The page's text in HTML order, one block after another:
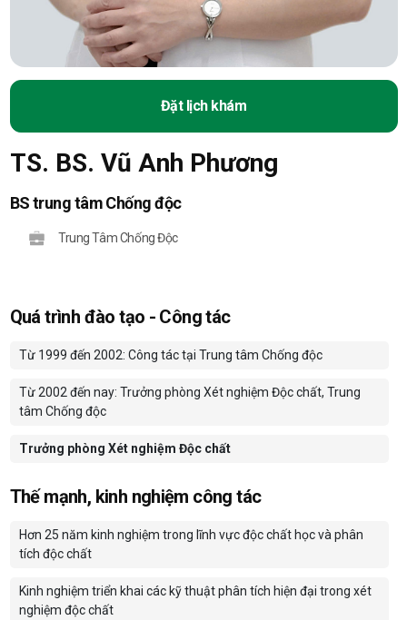
Đặt lịch khám
TS. BS. Vũ Anh Phương
BS trung tâm Chống độc
Trung Tâm Chống Độc
Quá trình đào tạo - Công tác
Từ 1999 đến 2002: Công tác tại Trung tâm Chống độc
Từ 2002 đến nay: Trưởng phòng Xét nghiệm Độc chất, Trung
tâm Chống độc
Trưởng phòng Xét nghiệm Độc chất
Thế mạnh, kinh nghiệm công tác
Hơn 25 năm kinh nghiệm trong lĩnh vực độc chất học và phân
tích độc chất
Kinh nghiệm triển khai các kỹ thuật phân tích hiện đại trong xét
nghiệm độc chất